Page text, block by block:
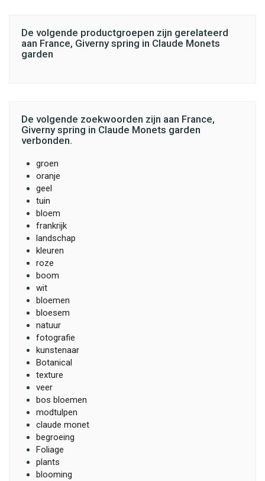
De volgende productgroepen zijn gerelateerd
aan France, Giverny spring in Claude Monets
garden
De volgende zoekwoorden zijn aan France,
Giverny spring in Claude Monets garden
verbonden.
groen
oranje
geel
tuin
bloem
frankrijk
landschap
kleuren
roze
boom
wit
bloemen
bloesem
natuur
fotografie
kunstenaar
Botanical
texture
veer
bos bloemen
modtulpen
claude monet
begroeing
Foliage
plants
blooming